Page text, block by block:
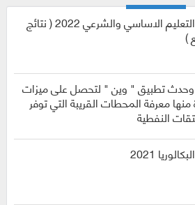
نتائج التعليم الاساسي والشرعي 2022 ( نتائج
)
تطبيق " وين " لتحصل على ميزات
معرفة المحطات القريبة التي توفر
النفطية
2021